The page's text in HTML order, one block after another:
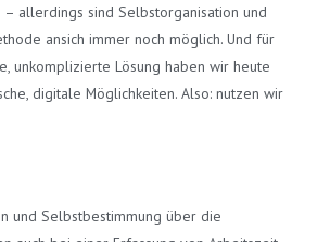
– allerdings sind Selbstorganisation und
ansich immer noch möglich. Und für
unkomplizierte Lösung haben wir heute
digitale Möglichkeiten. Also: nutzen wir
und Selbstbestimmung über die